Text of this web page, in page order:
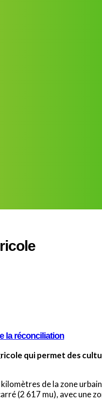
la réconciliation
qui permet des
de la zone
(2 617 mu), avec une